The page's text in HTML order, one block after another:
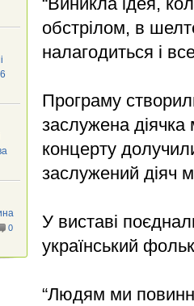
обстрілом, в
налагодиться і
Програму
заслужена
концерту
заслужений діяч
У виставі
український
“Людям ми
0